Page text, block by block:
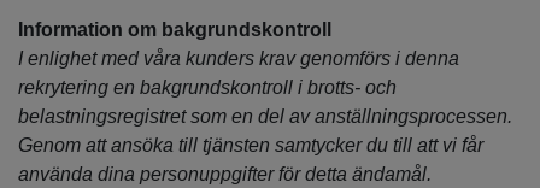
Information om bakgrundskontroll
I enlighet med våra kunders krav genomförs i denna
rekrytering en bakgrundskontroll i brotts- och
belastningsregistret som en del av anställningsprocessen.
Genom att ansöka till tjänsten samtycker du till att vi får
använda dina personuppgifter för detta ändamål.